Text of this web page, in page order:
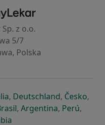
- Hlavní stránka
z o.o.
5/7
Polska
záložce
v nové záložce
se otevře v nové záložce
, Deutschlandse otevře v
, Českose
,
v nové záložce
otevře v nové záložce
se otevře v nové
, Argentinase otevře v
, Perúse
,